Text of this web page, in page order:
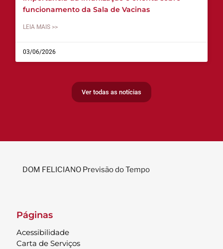
funcionamento da Sala de Vacinas
LEIA MAIS >>
03/06/2026
Ver todas as notícias
DOM FELICIANO Previsão do Tempo
Páginas
Acessibilidade
Carta de Serviços